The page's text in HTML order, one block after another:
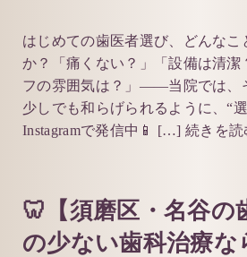
はじめての歯医者選び、どんなこ
か？「痛くない？」「設備は清潔
フの雰囲気は？」——当院では、
少しでも和らげられるように、“
Instagramで発信中📱 […]続きを読
🦷【須磨区・名谷の
の少ない歯科治療な